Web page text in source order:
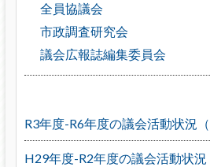
全員協議会
市政調査研究会
議会広報誌編集委員会
R3年度-R6年度の議会活動状況（
H29年度-R2年度の議会活動状況